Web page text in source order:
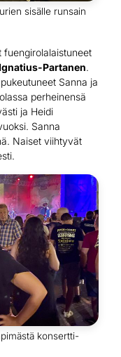
sisälle runsain
fuengirolalaistuneet
Partanen.
Sanna ja
perheinensä
ja Heidi
Sanna
Naiset viihtyvät
konsertti-